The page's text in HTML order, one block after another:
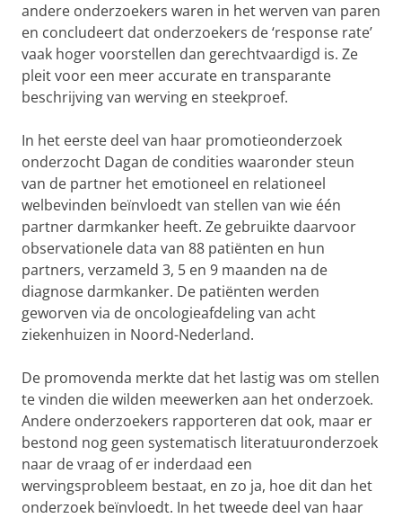
andere onderzoekers waren in het werven van paren
en concludeert dat onderzoekers de ‘response rate’
vaak hoger voorstellen dan gerechtvaardigd is. Ze
pleit voor een meer accurate en transparante
beschrijving van werving en steekproef.
In het eerste deel van haar promotieonderzoek
onderzocht Dagan de condities waaronder steun
van de partner het emotioneel en relationeel
welbevinden beïnvloedt van stellen van wie één
partner darmkanker heeft. Ze gebruikte daarvoor
observationele data van 88 patiënten en hun
partners, verzameld 3, 5 en 9 maanden na de
diagnose darmkanker. De patiënten werden
geworven via de oncologieafdeling van acht
ziekenhuizen in Noord-Nederland.
De promovenda merkte dat het lastig was om stellen
te vinden die wilden meewerken aan het onderzoek.
Andere onderzoekers rapporteren dat ook, maar er
bestond nog geen systematisch literatuuronderzoek
naar de vraag of er inderdaad een
wervingsprobleem bestaat, en zo ja, hoe dit dan het
onderzoek beïnvloedt. In het tweede deel van haar